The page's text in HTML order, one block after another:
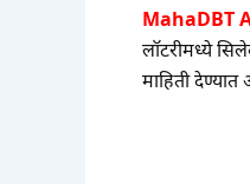
MahaDBT
लॉटरीमध्ये
माहिती